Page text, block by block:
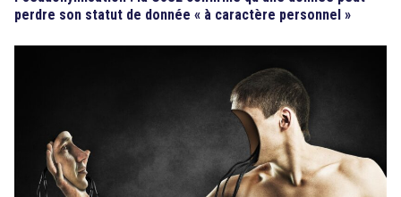
perdre son statut de donnée « à caractère personnel »